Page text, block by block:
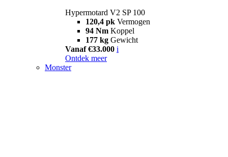
Hypermotard V2 SP 100
120,4 pk Vermogen
94 Nm Koppel
177 kg Gewicht
Vanaf €33.000 i
Ontdek meer
Monster